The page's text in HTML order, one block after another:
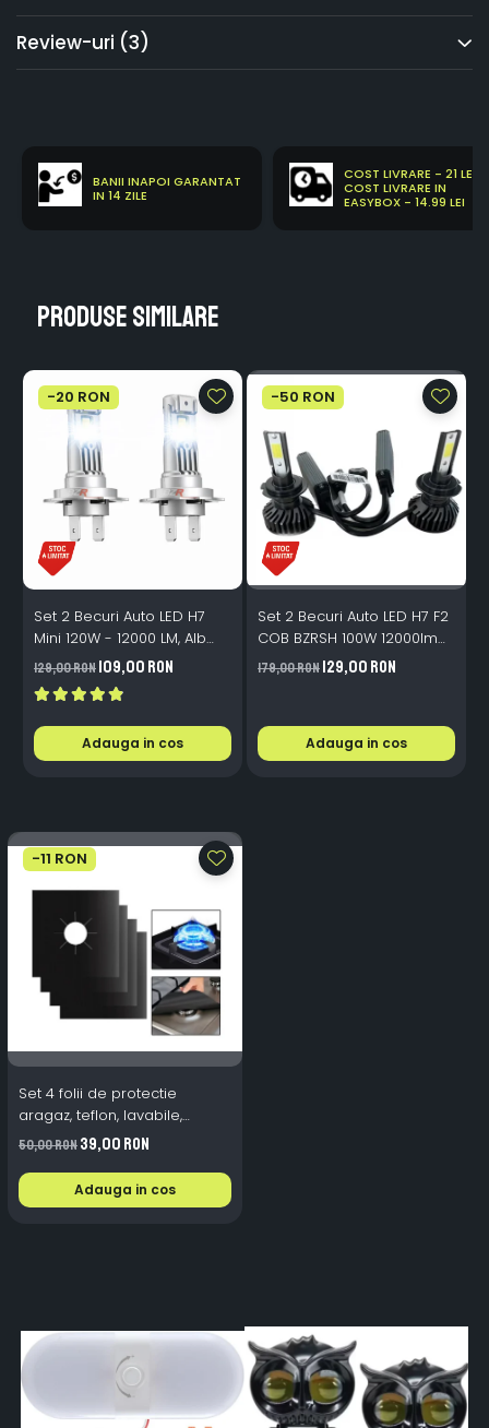
Review-uri (3)
BANII INAPOI GARANTAT
IN 14 ZILE
COST LIVRARE - 21 LEI
COST LIVRARE IN
EASYBOX - 14.99 LEI
Produse similare
-20 RON
Set 2 Becuri Auto LED H7
Mini 120W - 12000 LM, Alb
Rece 6500K, Canbus
Integrat + Ventilator Răcire,
Plug & Play, 12-18V
129,00 RON109,00 RON
Adauga in cos
-50 RON
Set 2 Becuri Auto LED H7 F2
COB BZRSH 100W 12000lm
12V Alb-Rece
179,00 RON129,00 RON
Adauga in cos
-11 RON
Set 4 folii de protectie
aragaz, teflon, lavabile,
reutilizabile, Negru/Gri
50,00 RON39,00 RON
Adauga in cos